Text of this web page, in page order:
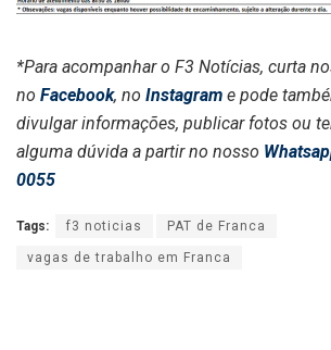
*Para acompanhar o F3 Notícias, curta
no Facebook, no Instagram e pode
divulgar informações, publicar fotos ou
alguma dúvida a partir no nosso
0055
Tags: f3 noticias PAT de Franca
vagas de trabalho em Franca